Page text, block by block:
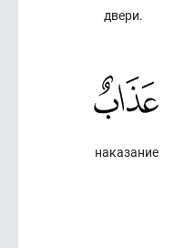
двери.
наказание